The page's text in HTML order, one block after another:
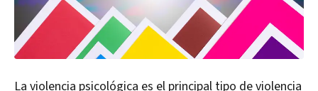
La violencia psicológica es el principal tipo de violencia